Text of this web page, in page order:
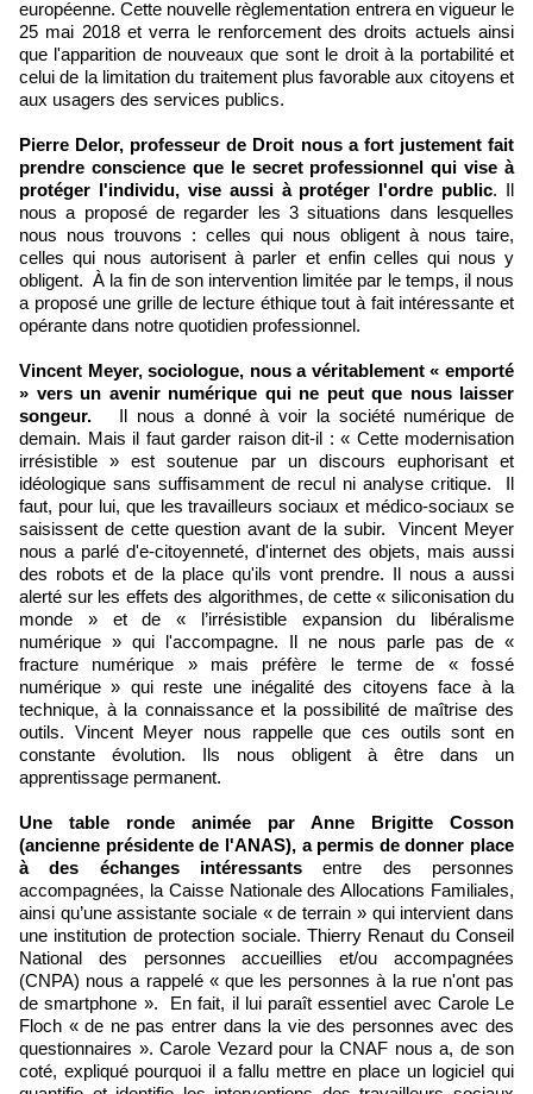
européenne. Cette nouvelle règlementation entrera en vigueur le
25 mai 2018 et verra le renforcement des droits actuels ainsi
que l'apparition de nouveaux que sont le droit à la portabilité et
celui de la limitation du traitement plus favorable aux citoyens et
aux usagers des services publics.
Pierre Delor, professeur de Droit nous a fort justement fait
prendre conscience que le secret professionnel qui vise à
protéger l'individu, vise aussi à protéger l'ordre public. Il
nous a proposé de regarder les 3 situations dans lesquelles
nous nous trouvons : celles qui nous obligent à nous taire,
celles qui nous autorisent à parler et enfin celles qui nous y
obligent. À la fin de son intervention limitée par le temps, il nous
a proposé une grille de lecture éthique tout à fait intéressante et
opérante dans notre quotidien professionnel.
Vincent Meyer, sociologue, nous a véritablement « emporté
» vers un avenir numérique qui ne peut que nous laisser
songeur. Il nous a donné à voir la société numérique de
demain. Mais il faut garder raison dit-il : « Cette modernisation
irrésistible » est soutenue par un discours euphorisant et
idéologique sans suffisamment de recul ni analyse critique. Il
faut, pour lui, que les travailleurs sociaux et médico-sociaux se
saisissent de cette question avant de la subir. Vincent Meyer
nous a parlé d'e-citoyenneté, d'internet des objets, mais aussi
des robots et de la place qu'ils vont prendre. Il nous a aussi
alerté sur les effets des algorithmes, de cette « siliconisation du
monde » et de « l’irrésistible expansion du libéralisme
numérique » qui l'accompagne. Il ne nous parle pas de «
fracture numérique » mais préfère le terme de « fossé
numérique » qui reste une inégalité des citoyens face à la
technique, à la connaissance et la possibilité de maîtrise des
outils. Vincent Meyer nous rappelle que ces outils sont en
constante évolution. Ils nous obligent à être dans un
apprentissage permanent.
Une table ronde animée par Anne Brigitte Cosson
(ancienne présidente de l'ANAS), a permis de donner place
à des échanges intéressants entre des personnes
accompagnées, la Caisse Nationale des Allocations Familiales,
ainsi qu’une assistante sociale « de terrain » qui intervient dans
une institution de protection sociale. Thierry Renaut du Conseil
National des personnes accueillies et/ou accompagnées
(CNPA) nous a rappelé « que les personnes à la rue n'ont pas
de smartphone ». En fait, il lui paraît essentiel avec Carole Le
Floch « de ne pas entrer dans la vie des personnes avec des
questionnaires ». Carole Vezard pour la CNAF nous a, de son
coté, expliqué pourquoi il a fallu mettre en place un logiciel qui